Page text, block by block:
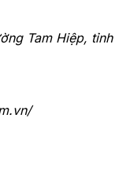
Tam Hiệp, tỉnh